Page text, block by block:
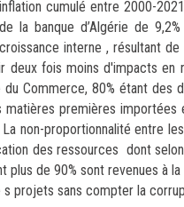
cumulé entre 2000-
la banque d’Algérie de
interne , résultant
deux fois moins d'impacts
Commerce, 80% étant
premières
La non-proportionnalité
des ressources dont
de 90% sont revenues à
projets sans compter la